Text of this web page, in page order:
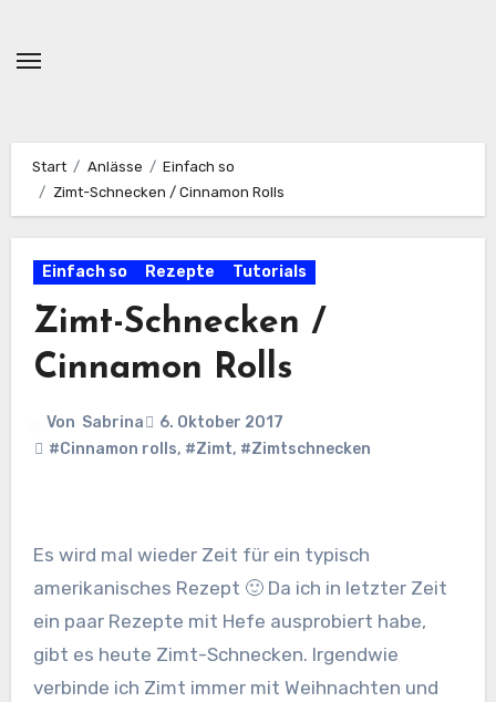
springen
Start Anlässe
Einfach so
Zimt-Schnecken / Cinnamon Rolls
Einfach so Rezepte Tutorials
Zimt-Schnecken /
Cinnamon Rolls
Von Sabrina
6. Oktober 2017
#Cinnamon rolls, #Zimt, #Zimtschnecken
Es wird mal wieder Zeit für ein typisch
amerikanisches Rezept 🙂 Da ich in letzter Zeit
ein paar Rezepte mit Hefe ausprobiert habe,
gibt es heute Zimt-Schnecken. Irgendwie
verbinde ich Zimt immer mit Weihnachten und